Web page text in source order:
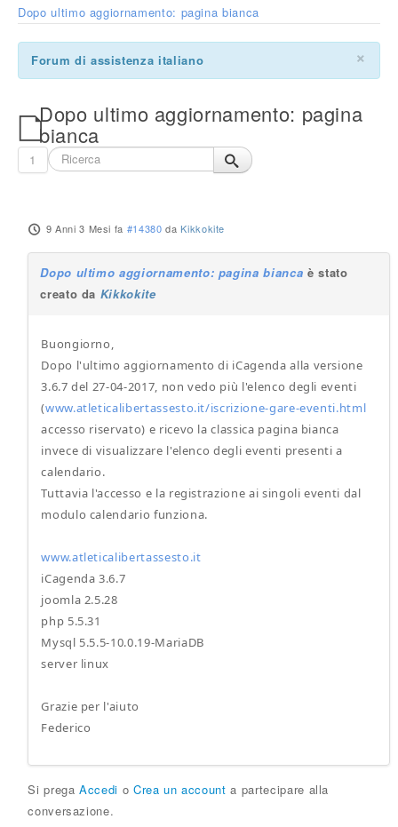
Dopo ultimo aggiornamento: pagina bianca
×
Forum di assistenza italiano
Dopo ultimo aggiornamento: pagina
bianca
1
9 Anni 3 Mesi fa #14380 daKikkokite
Dopo ultimo aggiornamento: pagina bianca è stato
creato da Kikkokite
Buongiorno,
Dopo l'ultimo aggiornamento di iCagenda alla versione
3.6.7 del 27-04-2017, non vedo più l'elenco degli eventi
(www.atleticalibertassesto.it/iscrizione-gare-eventi.html
accesso riservato) e ricevo la classica pagina bianca
invece di visualizzare l'elenco degli eventi presenti a
calendario.
Tuttavia l'accesso e la registrazione ai singoli eventi dal
modulo calendario funziona.
www.atleticalibertassesto.it
iCagenda 3.6.7
joomla 2.5.28
php 5.5.31
Mysql 5.5.5-10.0.19-MariaDB
server linux
Grazie per l'aiuto
Federico
Si pregaAccedi o Crea un account a partecipare alla
conversazione.